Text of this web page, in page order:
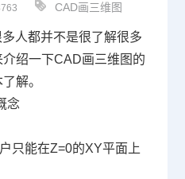
CAD画三维图
人都并不是很了解很多
绍一下CAD画三维图的
解。
念
只能在Z=0的XY平面上